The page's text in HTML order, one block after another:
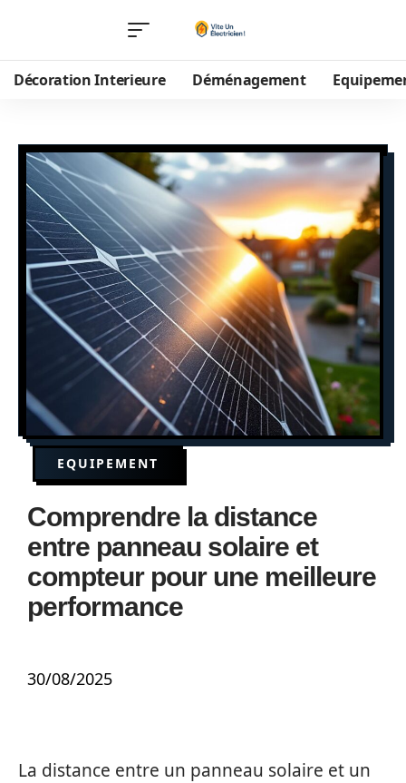
Décoration Interieure Déménagement
EQUIPEMENT
Comprendre la distance
entre panneau solaire et
compteur pour une meilleure
performance
30/08/2025
La distance entre un panneau solaire et un